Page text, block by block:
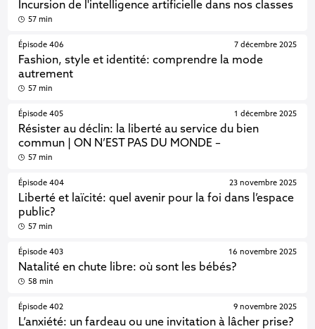
Incursion de l'intelligence artificielle dans nos classes
57 min
Épisode 406
Fashion, style et identité: comprendre la mode
autrement
7 décembre 2025
57 min
Épisode 405
Résister au déclin: la liberté au service du bien
commun | ON N’EST PAS DU MONDE –
1 décembre 2025
57 min
Épisode 404
Liberté et laïcité: quel avenir pour la foi dans l’espace
public?
23 novembre 2025
57 min
Épisode 403
Natalité en chute libre: où sont les bébés?
16 novembre 2025
58 min
Épisode 402
L’anxiété: un fardeau ou une invitation à lâcher prise?
9 novembre 2025